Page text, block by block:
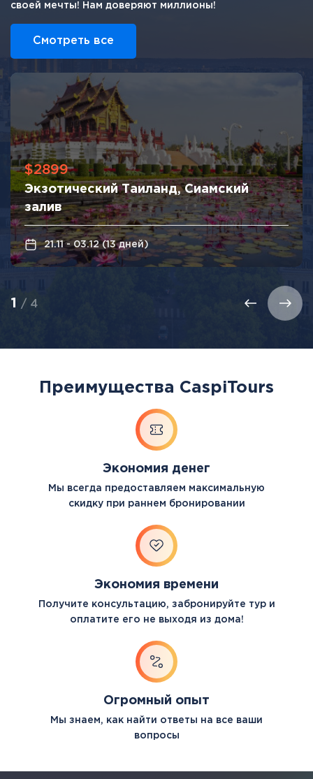
своей мечты! Нам доверяют миллионы!
Смотреть все
$2899
Экзотический Таиланд, Сиамский
залив
21.11 - 03.12 (13 дней)
1 / 4
Преимущества CaspiTours
Экономия денег
Мы всегда предоставляем максимальную
скидку при раннем бронировании
Экономия времени
Получите консультацию, забронируйте тур и
оплатите его не выходя из дома!
Огромный опыт
Мы знаем, как найти ответы на все ваши
вопросы